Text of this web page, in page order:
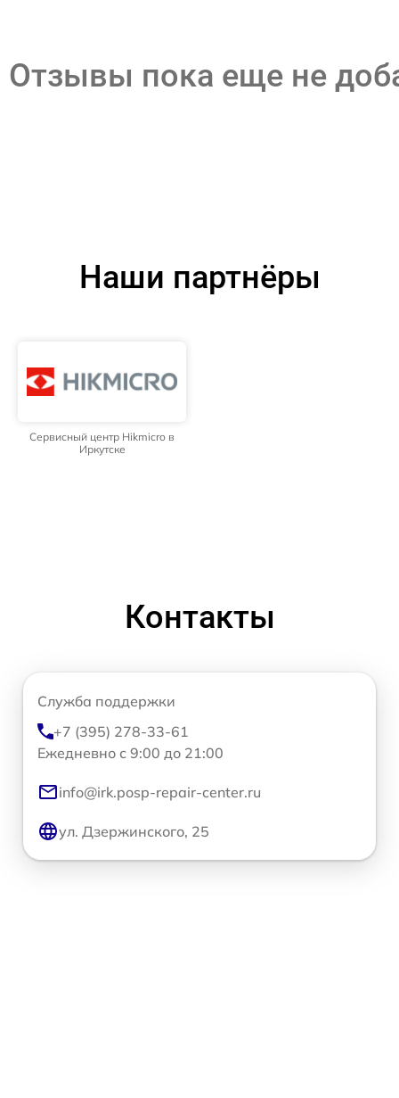
Отзывы пока еще не
Наши партнёры
Сервисный центр Hikmicro в
Иркутске
Контакты
Служба поддержки
+7 (395) 278-33-61
Ежедневно с 9:00 до 21:00
info@irk.posp-repair-center.ru
ул. Дзержинского, 25